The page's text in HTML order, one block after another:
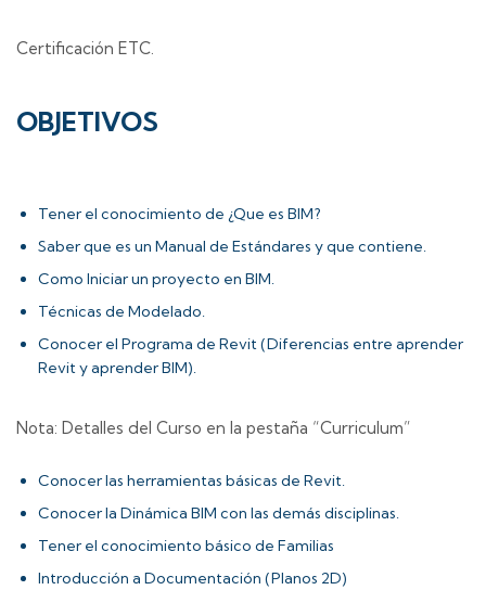
Certificación ETC.
OBJETIVOS
Tener el conocimiento de ¿Que es BIM?
Saber que es un Manual de Estándares y que contiene.
Como Iniciar un proyecto en BIM.
Técnicas de Modelado.
Conocer el Programa de Revit (Diferencias entre aprender
Revit y aprender BIM).
Nota: Detalles del Curso en la pestaña “Curriculum”
Conocer las herramientas básicas de Revit.
Conocer la Dinámica BIM con las demás disciplinas.
Tener el conocimiento básico de Familias
Introducción a Documentación (Planos 2D)